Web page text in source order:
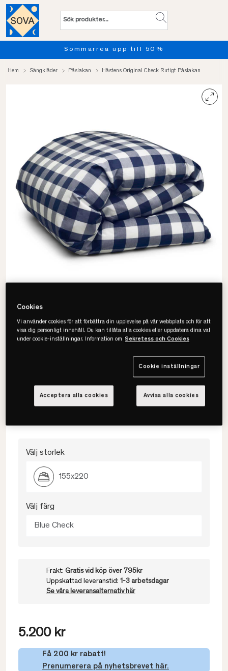
upp till 50%
Hem Sängkläder Påslakan Hästens Original Check Rutigt Påslakan
Original Check Rutigt Påslakan
• Sval percale i klassiskt rutmönster.
• 100% bomullspercale.
Välj storlek
155x220
Välj färg
Blue Check
Frakt: Gratis vid köp över 795kr
Uppskattad leveranstid: 1-3 arbetsdagar
Se våra leveransalternativ här
5.200 kr
Få 200 kr rabatt!
Prenumerera på nyhetsbrevet här.
Cookies
Vi använder cookies för att förbättra din upplevelse på vår webbplats och för att
visa dig personligt innehåll. Du kan tillåta alla cookies eller uppdatera dina val
under cookie-inställningar. Information om Sekretess och Cookies
Cookie inställningar
Avvisa alla cookies
Acceptera alla cookies